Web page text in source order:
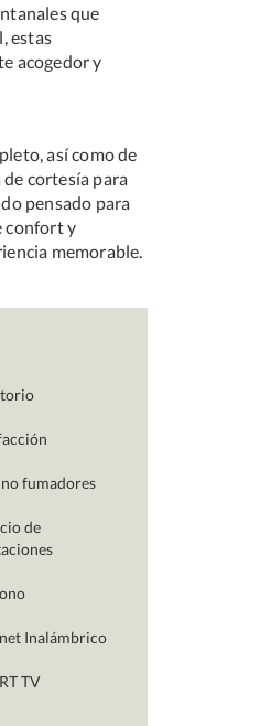
que
estas
acogedor y
así como de
de cortesía para
pensado para
confort y
memorable.
fumadores
de
Inalámbrico
TV